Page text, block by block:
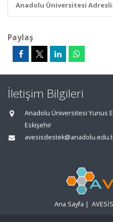
Anadolu Üniversitesi Adresli:
Paylaş
İletişim Bilgileri
Anadolu Üniversitesi Yunus
Eskişehir
Ana Sayfa |